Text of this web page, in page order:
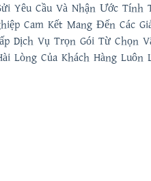
Yêu Cầu Và Nhận Ước Tính
Cam Kết Mang Đến Các
Dịch Vụ Trọn Gói Từ Chọn
Lòng Của Khách Hàng Luôn